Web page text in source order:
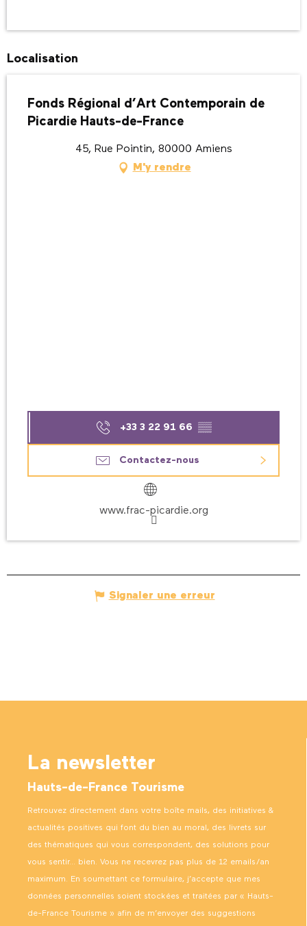
Localisation
Fonds Régional d’Art Contemporain de
Picardie Hauts-de-France
45, Rue Pointin, 80000 Amiens
M'y rendre
+33 3 22 91 66 ▒▒
Contactez-nous
www.frac-picardie.org
Signaler une erreur
La newsletter
Hauts-de-France Tourisme
Retrouvez directement dans votre boîte mails, des initiatives &
actualités positives qui font du bien au moral, des livrets sur
des thématiques qui vous correspondent, des solutions pour
vous sentir… bien. Vous ne recevrez pas plus de 12 emails/an
maximum. En soumettant ce formulaire, j’accepte que mes
données personnelles soient stockées et traitées par « Hauts-
de-France Tourisme » afin de m’envoyer des suggestions